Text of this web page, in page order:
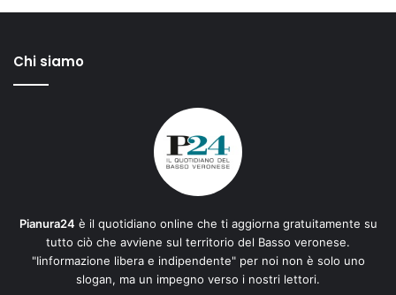
Chi siamo
Pianura24 è il quotidiano online che ti aggiorna gratuitamente su
tutto ciò che avviene sul territorio del Basso veronese.
"Iinformazione libera e indipendente" per noi non è solo uno
slogan, ma un impegno verso i nostri lettori.